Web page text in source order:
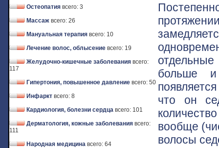
Остеопатия всего: 3
Массаж всего: 26
Мануальная терапия всего: 10
Лечение волос, облысение всего: 19
Желудочно-кишечные заболевания всего:
117
Гипертония, повышенное давление всего: 50
Инфаркт всего: 8
Кардиология, болезни сердца всего: 101
Дерматология, кожные заболевания всего:
111
Народная медицина всего: 64
больше
что он
вообще
волосы